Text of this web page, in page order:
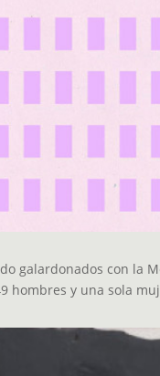
galardonados con la
hombres y una sola